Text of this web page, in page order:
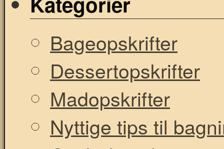
Bageopskrifter
Dessertopskrifter
Madopskrifter
Nyttige tips til